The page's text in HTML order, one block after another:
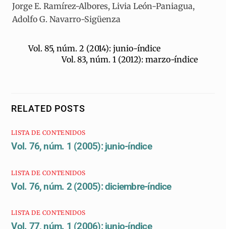
Jorge E. Ramírez-Albores, Livia León-Paniagua,
Adolfo G. Navarro-Sigüenza
Vol. 85, núm. 2 (2014): junio-índice
Vol. 83, núm. 1 (2012): marzo-índice
RELATED POSTS
LISTA DE CONTENIDOS
Vol. 76, núm. 1 (2005): junio-índice
LISTA DE CONTENIDOS
Vol. 76, núm. 2 (2005): diciembre-índice
LISTA DE CONTENIDOS
Vol. 77, núm. 1 (2006): junio-índice